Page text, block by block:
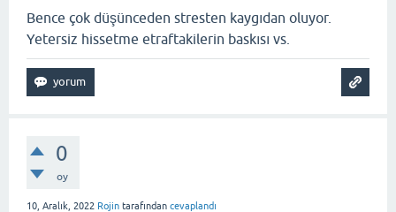
Bence çok düşünceden stresten kaygıdan oluyor.
Yetersiz hissetme etraftakilerin baskısı vs.
0
oy
10, Aralık, 2022 Rojin tarafından cevaplandı